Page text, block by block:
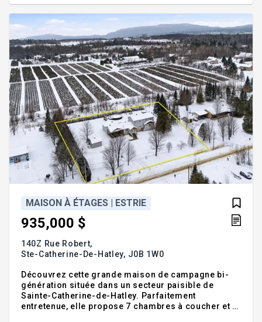
aluminium, garage intégré, toiture métallique et
boisé traversé d'un ruiss
MAISON À ÉTAGES | ESTRIE
935,000 $
140Z Rue Robert,
Ste-Catherine-De-Hatley, J0B 1W0
Découvrez cette grande maison de campagne bi-
génération située dans un secteur paisible de
Sainte-Catherine-de-Hatley. Parfaitement
entretenue, elle propose 7 chambres à coucher et 4